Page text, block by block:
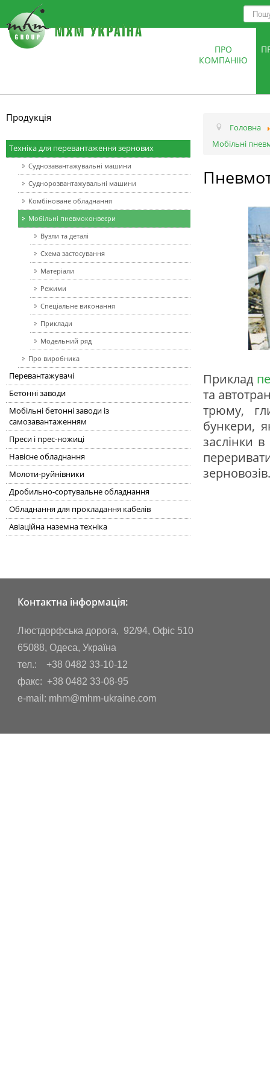
ПРО
КОМПАНІЮ
Продукція
Техніка для перевантаження зернових
Суднозавантажувальні машини
Суднорозвантажувальні машини
Комбіноване обладнання
Мобільні пневмоконвеєри
Вузли та деталі
Схема застосування
Матеріали
Режими
Спеціальне виконання
Приклади
Модельний ряд
Про виробника
Перевантажувачі
Бетонні заводи
Мобільні бетонні заводи із
самозавантаженням
Преси і прес-ножиці
Навісне обладнання
Молоти-руйнівники
Дробильно-сортувальне обладнання
Обладнання для прокладання кабелів
Авіаційна наземна техніка
Головна
Мобільні
Приклад
та
трюму,
бункери,
заслінки
зерновозів.
Контактна інформація:
Люстдорфська дорога, 92/94, Офіс 510
65088, Одеса, Україна
тел.: +38 0482 33-10-12
факс: +38 0482 33-08-95
e-mail: mhm@mhm-ukraine.com